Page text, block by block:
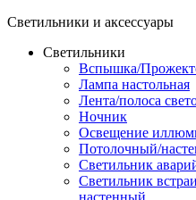
Светильники и аксессуары
Светильники
Вспышка/
Лампа настольная
Лента/полоса
Ночник
Освещение
Потолочный/
Светильник
Светильник
настенный